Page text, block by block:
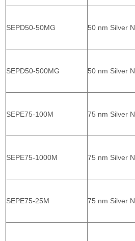
SEPD50-50MG 50 nm Silver
SEPD50-500MG 50 nm Silver
SEPE75-100M 75 nm Silver
SEPE75-1000M 75 nm Silver
SEPE75-25M 75 nm Silver